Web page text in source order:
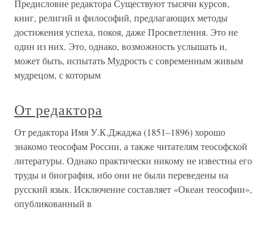
Предисловие редактора Существуют тысячи курсов,
книг, религий и философий, предлагающих методы
достижения успеха, покоя, даже Просветления. Это не
один из них. Это, однако, возможность услышать и,
может быть, испытать Мудрость с современным живым
мудрецом, с которым
От редактора
От редактора Имя У.К.Джаджа (1851–1896) хорошо
знакомо теософам России, а также читателям теософской
литературы. Однако практически никому не известны его
труды и биография, ибо они не были переведены на
русский язык. Исключение составляет «Океан теософии»,
опубликованный в